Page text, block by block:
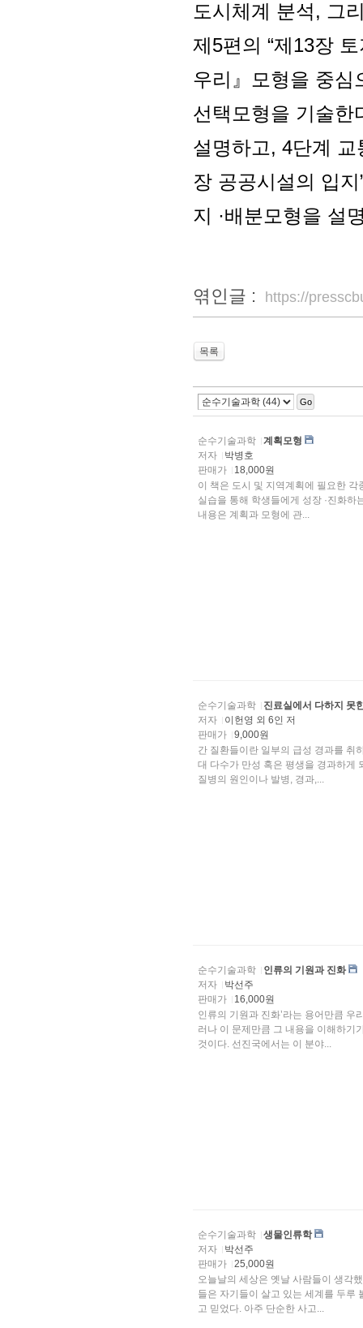
도시체계 분석, 그
제5편의 “제13장
우리』모형을 중심
선택모형을 기술한
설명하고, 4단계
장 공공시설의 입
지 ·배분모형을 설
엮인글 : https://
목록
Go
순수기술과학
계획모형
저자
박병호
판매가
18,000원
이 책은 도시 및 지역계획에 필요한
실습을 통해 학생들에게 성장 ·진화하는 인간의 정주환경을 이해시키는데 그 목적이 있다. 이 책의
내용은 계획과 모형에 관...
순수기술과학
진료실에서 다하지 못
저자
이헌영 외 6인 저
판매가
9,000원
간 질환들이란 일부의 급성 경과를 취
대 다수가 만성 혹은 평생을 경과하게 되는 질환들이다. 이렇게 만성의 경과를 취하는
질병의 원인이나 발병, 경과,...
순수기술과학
인류의 기원과 진화
저자
박선주
판매가
16,000원
인류의 기원과 진화’라는 용어만큼 우리에게 매력을 주
러나 이 문제만큼 그 내용을 이해하기
것이다. 선진국에서는 이 분야...
순수기술과학
생물인류학
저자
박선주
판매가
25,000원
오늘날의 세상은 옛날 사람들이 생각
들은 자기들이 살고 있는 세계를 두루 볼 수 있었으며 자기들이 본 현상들을 거의 다 이
고 믿었다. 아주 단순한 사고...